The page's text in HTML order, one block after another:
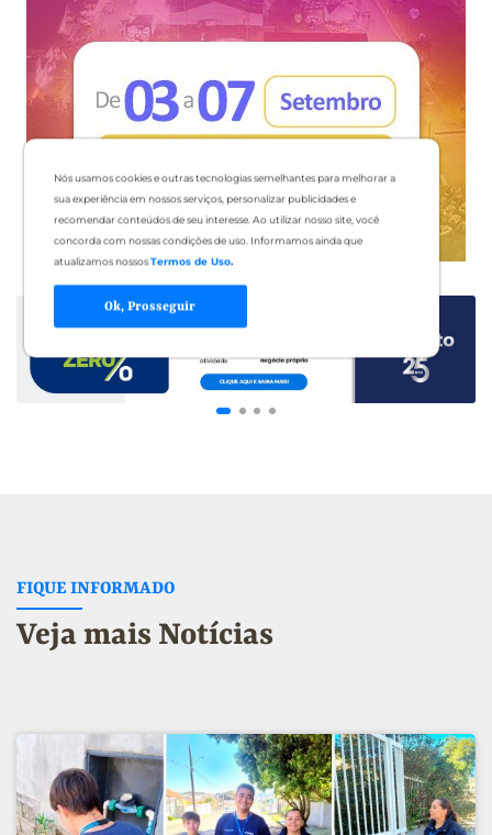
Nós usamos cookies e outras tecnologias semelhantes para melhorar a
sua experiência em nossos serviços, personalizar publicidades e
recomendar conteúdos de seu interesse. Ao utilizar nosso site, você
concorda com nossas condições de uso. Informamos ainda que
atualizamos nossosTermos de Uso.
Ok, Prosseguir
FIQUE INFORMADO
Veja mais Notícias